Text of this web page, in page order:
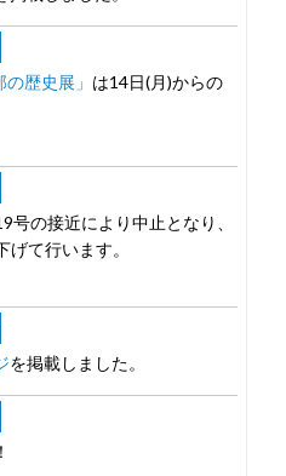
の歴史展」 は14日(月)からの
号の接近により中止となり、
て行います。
を掲載しました。